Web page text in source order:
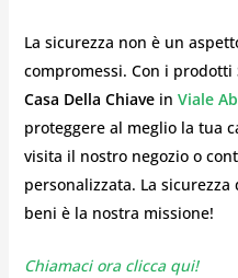
La sicurezza non è un
compromessi. Con i prodotti
Casa Della Chiavein Viale
proteggere al meglio la tua
visita il nostro negozio o
personalizzata. La
beni è la nostra missione!
Chiamaci ora clicca qui!